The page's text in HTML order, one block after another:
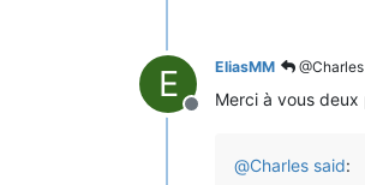
E
Offline
EliasMM @Charles
Merci à vous
@Charles said: